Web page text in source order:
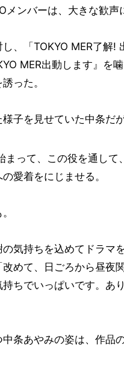
メンバーは、大きな歓声
、「TOKYO MER了解!
MER出動します』を
った。
子を見せていた中条だ
まって、この役を通し
愛着をにじませる。
の気持ちを込めてドラマ
めて、日ごろから昼夜
ちでいっぱいです。あ
条あやみの姿は、作品